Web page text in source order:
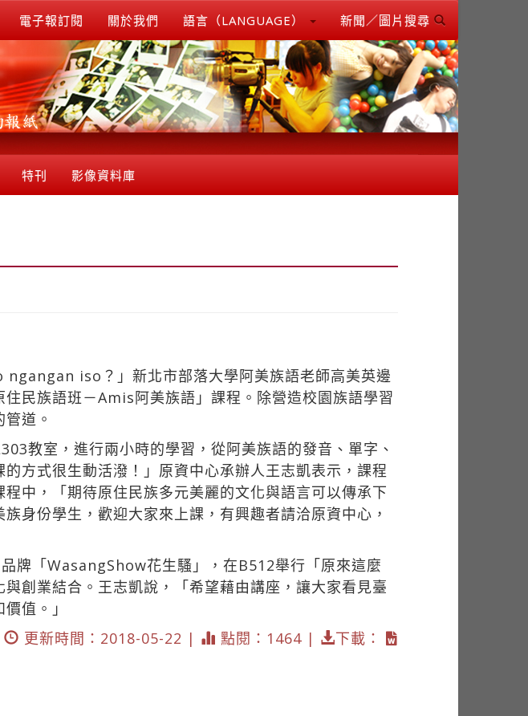
電子報訂閱 關於我們 語言（LANGUAGE） 新聞／圖片搜尋
特刊 影像資料庫
ngangan iso？」新北市部落大學阿美族語老師高美英邊
民族語班－Amis阿美族語」課程。除營造校園族語學習
道。
教室，進行兩小時的學習，從阿美族語的發音、單字、
方式很生動活潑！」原資中心承辦人王志凱表示，課程
中，「期待原住民族多元美麗的文化與語言可以傳承下
身份學生，歡迎大家來上課，有興趣者請洽原資中心，
牌「WasangShow花生騷」，在B512舉行「原來這麼
創業結合。王志凱說，「希望藉由講座，讓大家看見臺
值。」
更新時間：2018-05-22 | 點閱：1464 | 下載：